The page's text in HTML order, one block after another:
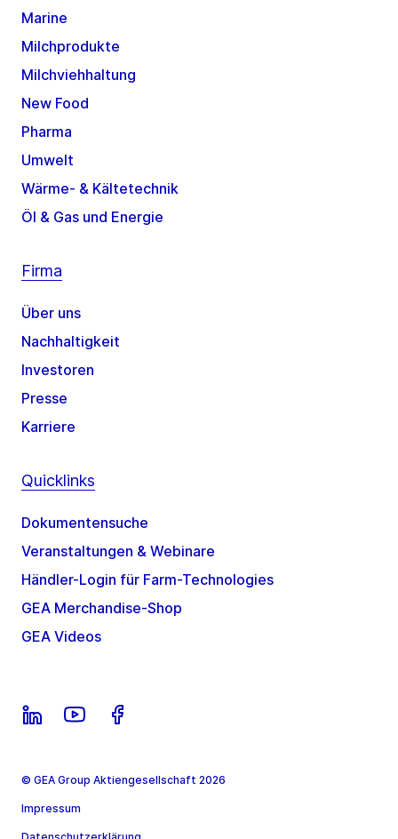
Marine
Milchprodukte
Milchviehhaltung
New Food
Pharma
Umwelt
Wärme- & Kältetechnik
Öl & Gas und Energie
Firma
Über uns
Nachhaltigkeit
Investoren
Presse
Karriere
Quicklinks
Dokumentensuche
Veranstaltungen & Webinare
Händler-Login für Farm-Technologies
GEA Merchandise-Shop
GEA Videos
© GEA Group Aktiengesellschaft 2026
Impressum